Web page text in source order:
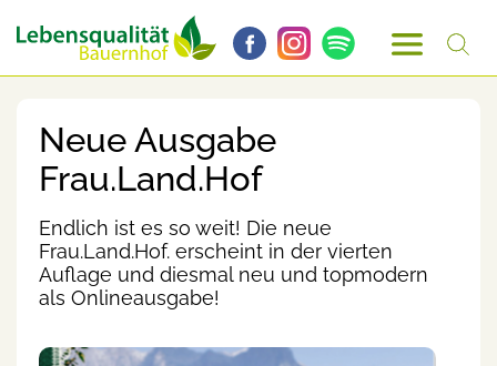
Neue Ausgabe
Frau.Land.Hof
Endlich ist es so weit! Die neue
Frau.Land.Hof. erscheint in der vierten
Auflage und diesmal neu und topmodern
als Onlineausgabe!